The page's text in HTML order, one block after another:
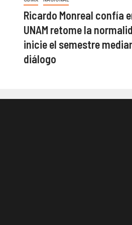
Ricardo Monreal confía
UNAM retome la
inicie el semestre
diálogo